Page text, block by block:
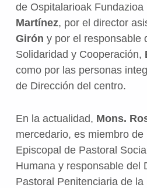
de Ospitalarioak Fundazioa
Martínez, por el director
Girón y por el responsable
Solidaridad y Cooperación,
como por las personas
de Dirección del centro.
En la actualidad, Mons.
mercedario, es miembro de
Episcopal de Pastoral
Humana y responsable del
Pastoral Penitenciaria de la